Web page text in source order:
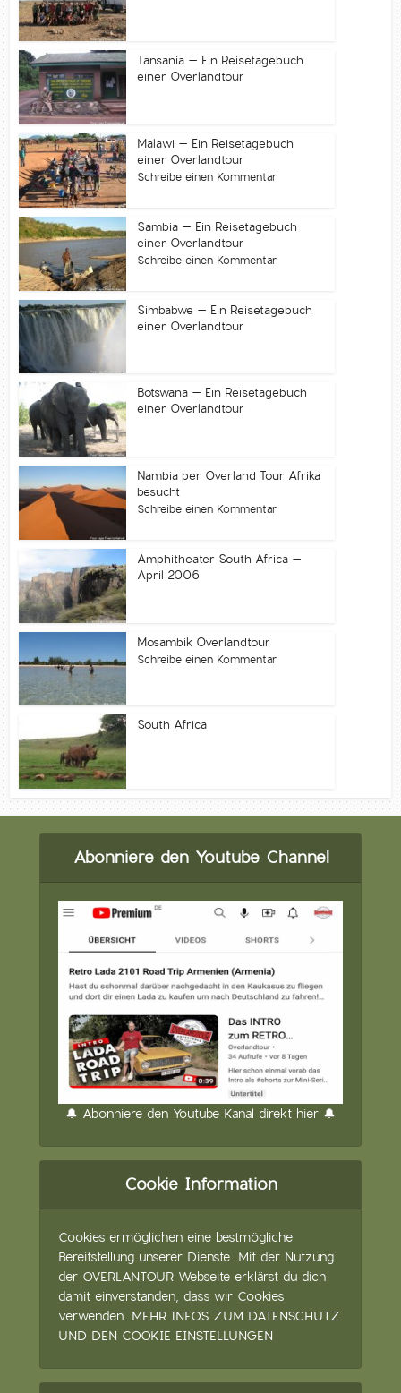
Tansania – Ein Reisetagebuch
einer Overlandtour
Malawi – Ein Reisetagebuch
einer Overlandtour
Schreibe einen Kommentar
Sambia – Ein Reisetagebuch
einer Overlandtour
Schreibe einen Kommentar
Simbabwe – Ein Reisetagebuch
einer Overlandtour
Botswana – Ein Reisetagebuch
einer Overlandtour
Nambia per Overland Tour Afrika
besucht
Schreibe einen Kommentar
Amphitheater South Africa –
April 2006
Mosambik Overlandtour
Schreibe einen Kommentar
South Africa
Abonniere den Youtube Channel
🔔 Abonniere den Youtube Kanal direkt hier 🔔
Cookie Information
Cookies ermöglichen eine bestmögliche
Bereitstellung unserer Dienste. Mit der Nutzung
der OVERLANTOUR Webseite erklärst du dich
damit einverstanden, dass wir Cookies
verwenden. MEHR INFOS ZUM DATENSCHUTZ
UND DEN COOKIE EINSTELLUNGEN